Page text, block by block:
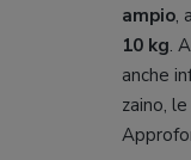
ampio,
10 kg.
anche
zaino,